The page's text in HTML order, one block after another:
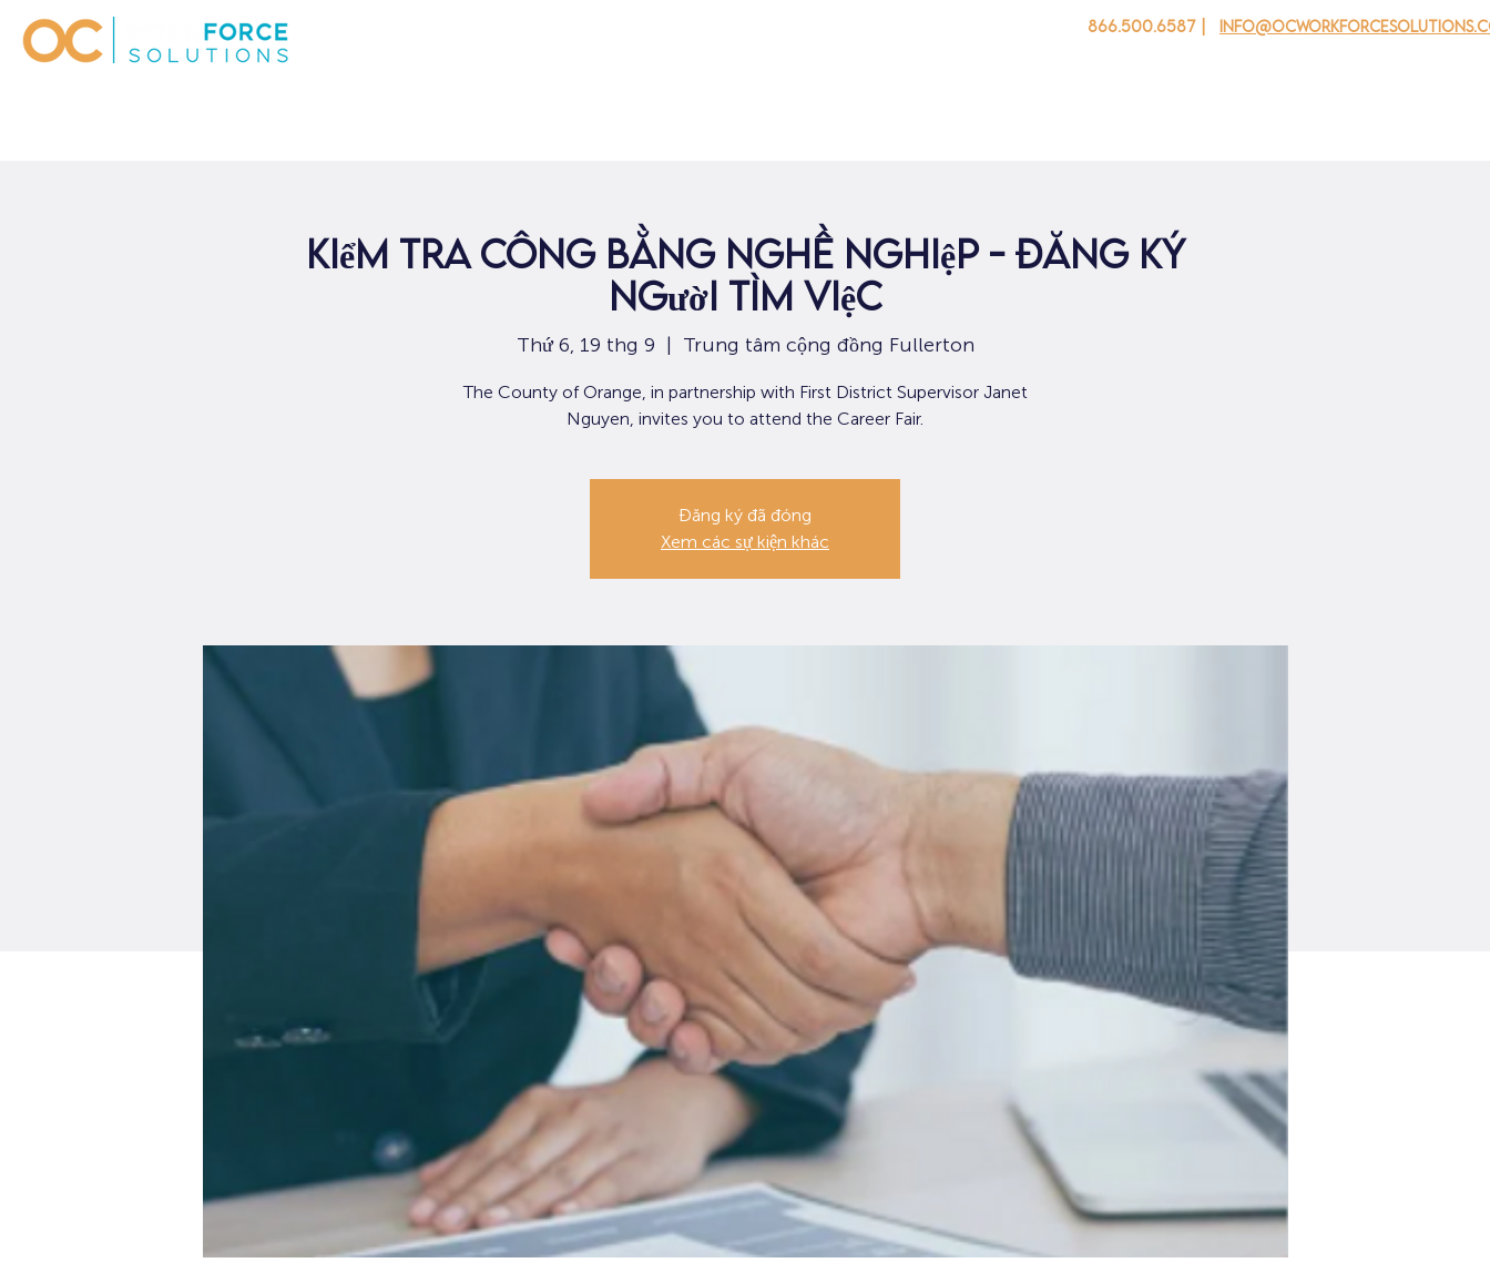
866.500.6587 |
kiểm tra công bằng nghề nghiệp - đăng ký
người tìm việc
Thứ 6, 19 thg 9
  |
Trung tâm cộng đồng Fullerton
The County of Orange, in partnership with First District Supervisor Janet
Nguyen, invites you to attend the Career Fair.
Đăng ký đã đóng
Xem các sự kiện khác